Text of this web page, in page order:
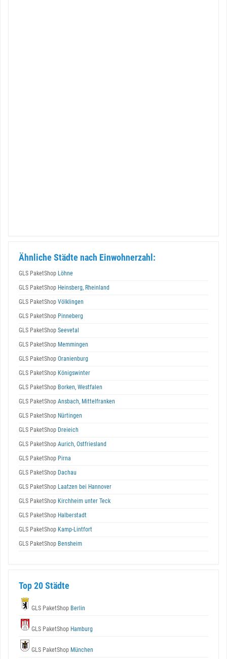
Ähnliche Städte nach Einwohnerzahl:
GLS PaketShop Löhne
GLS PaketShop Heinsberg, Rheinland
GLS PaketShop Völklingen
GLS PaketShop Pinneberg
GLS PaketShop Seevetal
GLS PaketShop Memmingen
GLS PaketShop Oranienburg
GLS PaketShop Königswinter
GLS PaketShop Borken, Westfalen
GLS PaketShop Ansbach, Mittelfranken
GLS PaketShop Nürtingen
GLS PaketShop Dreieich
GLS PaketShop Aurich, Ostfriesland
GLS PaketShop Pirna
GLS PaketShop Dachau
GLS PaketShop Laatzen bei Hannover
GLS PaketShop Kirchheim unter Teck
GLS PaketShop Halberstadt
GLS PaketShop Kamp-Lintfort
GLS PaketShop Bensheim
Top 20 Städte
GLS PaketShop Berlin
GLS PaketShop Hamburg
GLS PaketShop München